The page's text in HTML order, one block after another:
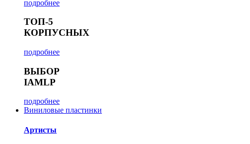
подробнее
ТОП-5
КОРПУСНЫХ
подробнее
ВЫБОР
IAMLP
подробнее
Виниловые пластинки
Артисты